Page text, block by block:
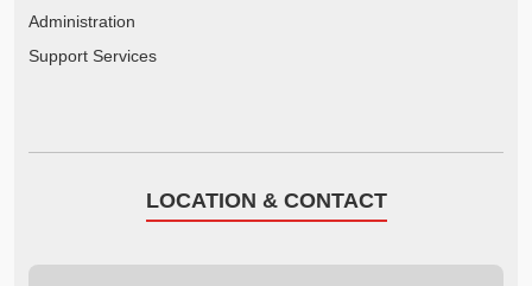
Administration
Support Services
LOCATION & CONTACT